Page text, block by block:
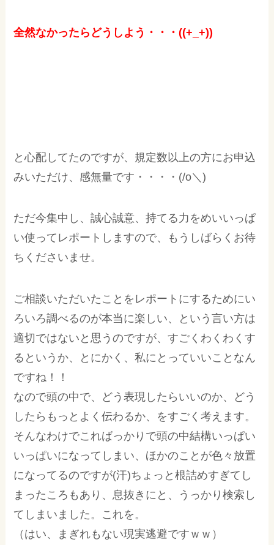
全然なかったらどうしよう・・・((+_+))
と心配してたのですが、規定数以上の方にお申込
みいただけ、感無量です・・・・(/o＼)
ただ今集中し、誠心誠意、持てる力をめいいっぱ
い使ってレポートしますので、もうしばらくお待
ちくださいませ。
ご相談いただいたことをレポートにするためにい
ろいろ調べるのが本当に楽しい、という言い方は
適切ではないと思うのですが、すごくわくわくす
るというか、とにかく、私にとっていいことなん
ですね！！
なので頭の中で、どう表現したらいいのか、どう
したらもっとよく伝わるか、をすごく考えます。
そんなわけでこればっかりで頭の中結構いっぱい
いっぱいになってしまい、ほかのことが色々放置
になってるのですが(汗)ちょっと根詰めすぎてし
まったころもあり、息抜きにと、うっかり検索し
てしまいました。これを。
（はい、まぎれもない現実逃避ですｗｗ）